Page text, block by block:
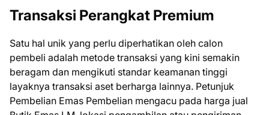
Transaksi Perangkat Premium
Satu hal unik yang perlu diperhatikan oleh calon
pembeli adalah metode transaksi yang kini semakin
beragam dan mengikuti standar keamanan tinggi
layaknya transaksi aset berharga lainnya. Petunjuk
Pembelian Emas Pembelian mengacu pada harga jual